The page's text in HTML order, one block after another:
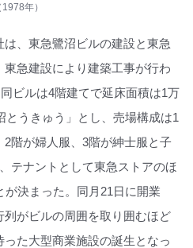
年）
、東急鷺沼ビルの建設と東急
急建設により建築工事が行わ
ビルは4階建てで延床面積は1万
とうきゅう」とし、売場構成は1
階が婦人服、3階が紳士服と子
テナントとして東急ストアのほ
決まった。同月21日に開業
列がビルの周囲を取り囲むほど
た大型商業施設の誕生となっ